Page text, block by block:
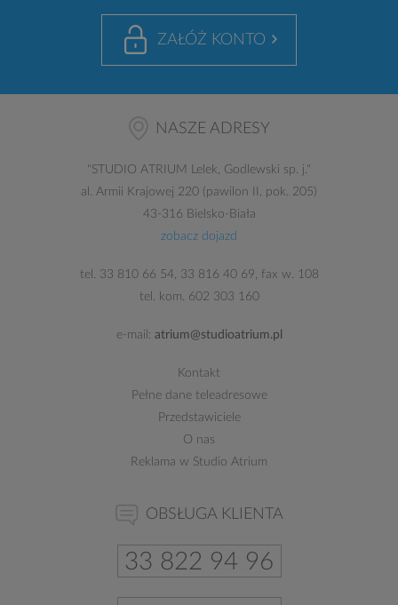
ZAŁÓŻ KONTO
NASZE ADRESY
"STUDIO ATRIUM Lelek, Godlewski sp. j."
al. Armii Krajowej 220 (pawilon II, pok. 205)
43-316 Bielsko-Biała
zobacz dojazd
tel. 33 810 66 54, 33 816 40 69, fax w. 108
tel. kom. 602 303 160
e-mail: atrium@studioatrium.pl
Kontakt
Pełne dane teleadresowe
Przedstawiciele
O nas
Reklama w Studio Atrium
OBSŁUGA KLIENTA
33 822 94 96